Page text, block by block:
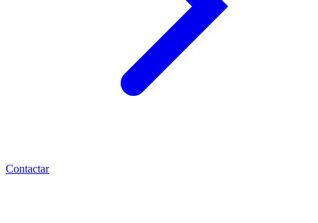
Contactar